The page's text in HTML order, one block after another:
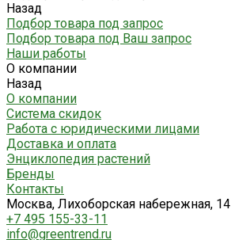
Назад
Подбор товара под запрос
Подбор товара под Ваш запрос
Наши работы
О компании
Назад
О компании
Система скидок
Работа с юридическими лицами
Доставка и оплата
Энциклопедия растений
Бренды
Контакты
Москва, Лихоборская набережная, 14
+7 495 155-33-11
info@greentrend.ru